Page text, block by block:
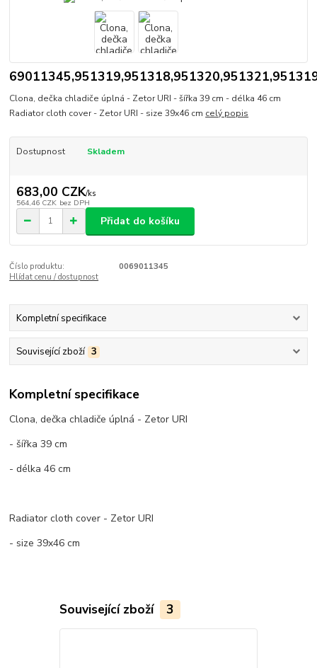
Clona, dečka chladiče úplná - Zetor URI - šířka 39 cm - délka 46 cm
Radiator cloth cover - Zetor URI - size 39x46 cm celý popis
Dostupnost Skladem
683,00 CZK/ks
564,46 CZK bez DPH
Přidat do košíku
Číslo produktu:
0069011345
Hlídat cenu / dostupnost
Kompletní specifikace
Související zboží 3
Kompletní specifikace
Clona, dečka chladiče úplná - Zetor URI
- šířka 39 cm
- délka 46 cm
Radiator cloth cover - Zetor URI
- size 39x46 cm
Související zboží 3